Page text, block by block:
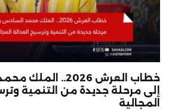
خطاب العرش 2026..
إلى مرحلة جديدة من التنمية
المجالية